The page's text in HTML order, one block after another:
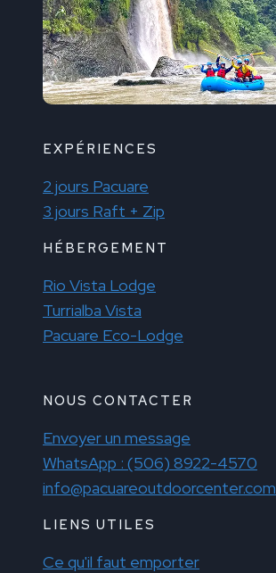
EXPÉRIENCES
2 jours Pacuare
3 jours Raft + Zip
HÉBERGEMENT
Rio Vista Lodge
Turrialba Vista
Pacuare Eco-Lodge
NOUS CONTACTER
Envoyer un message
WhatsApp : (506) 8922-4570
info@pacuareoutdoorcenter.com
LIENS UTILES
Ce qu'il faut emporter